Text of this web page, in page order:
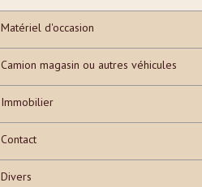
Matériel d'occasion
Camion magasin ou autres véhicules
Immobilier
Contact
Divers